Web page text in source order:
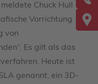
Chuck Hull
Vorrichtung
von
Es gilt als das
Heute ist
genannt, ein 3D-